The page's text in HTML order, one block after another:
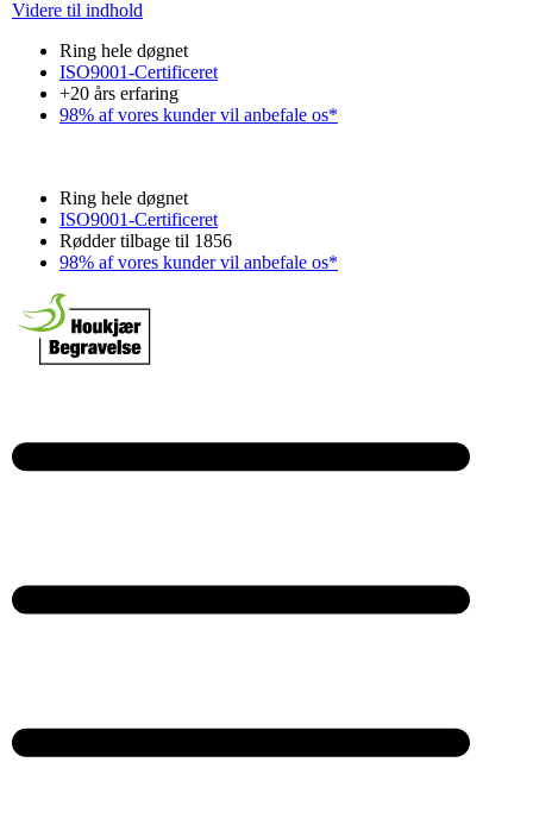
Videre til indhold
Ring hele døgnet
ISO9001-Certificeret
+20 års erfaring
98% af vores kunder vil anbefale os*
Ring hele døgnet
ISO9001-Certificeret
Rødder tilbage til 1856
98% af vores kunder vil anbefale os*